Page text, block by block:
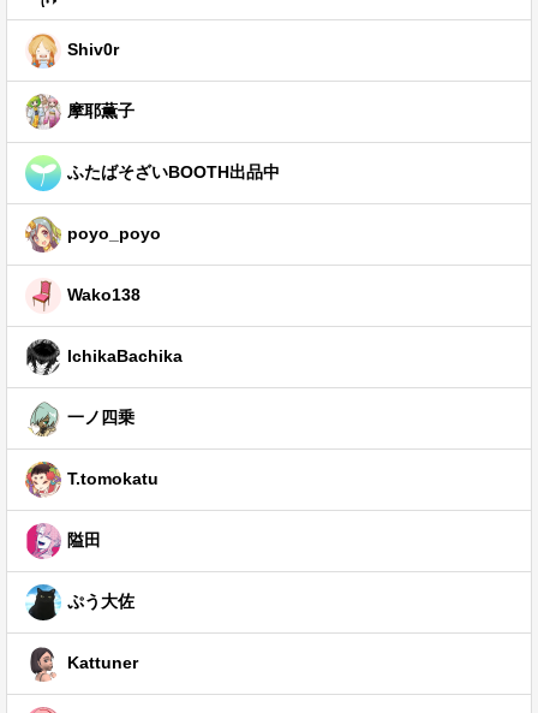
Shiv0r
摩耶薫子
ふたばそざいBOOTH出品中
poyo_poyo
Wako138
IchikaBachika
一ノ四乗
T.tomokatu
隘田
ぷう大佐
Kattuner